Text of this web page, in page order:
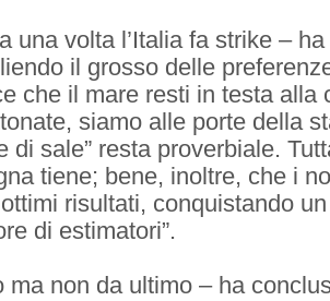
una volta l’Italia fa strike –
il grosso delle
che il mare resti in testa alla
siamo alle porte della
di sale” resta proverbiale.
tiene; bene, inoltre, che i
risultati, conquistando
di estimatori”.
ma non da ultimo – ha